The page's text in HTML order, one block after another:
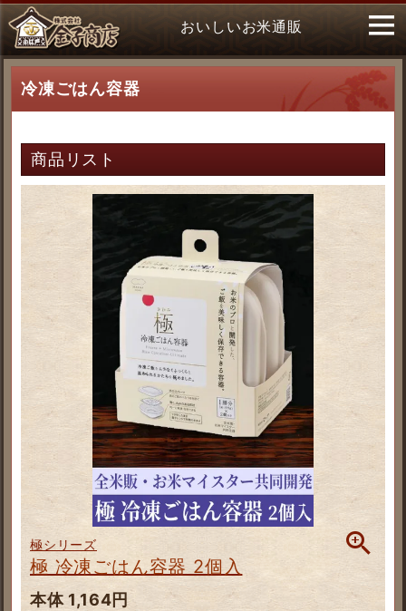
おいしいお米通販
冷凍ごはん容器
商品リスト
極シリーズ
極 冷凍ごはん容器 2個入
本体 1,164円